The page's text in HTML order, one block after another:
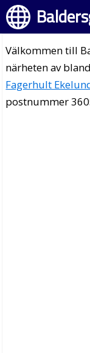
Välkommen till
närheten av
Fagerhult
postnummer